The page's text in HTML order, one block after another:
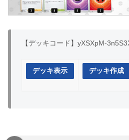
【デッキコード】yXSXpM-
デッキ表示 デッキ作成